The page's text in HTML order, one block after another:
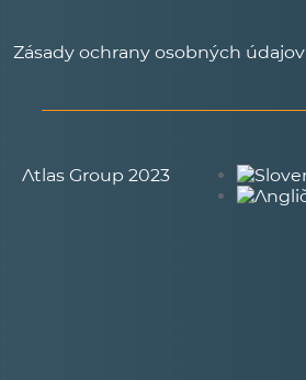
Zásady ochrany osobných údajov
Atlas Group 2023